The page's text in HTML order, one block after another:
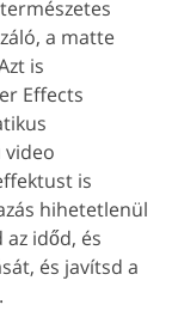
a matte
is
Effects
video
is
hihetetlenül
időd, és
és javítsd a